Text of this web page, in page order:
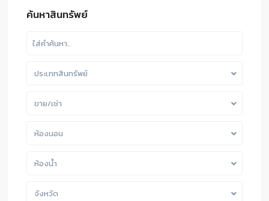
ค้นหาสินทรัพย์
ประเภทสินทรัพย์
ขาย/เช่า
ห้องนอน
ห้องน้ำ
จังหวัด